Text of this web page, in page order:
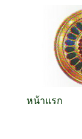
หน้าแรก